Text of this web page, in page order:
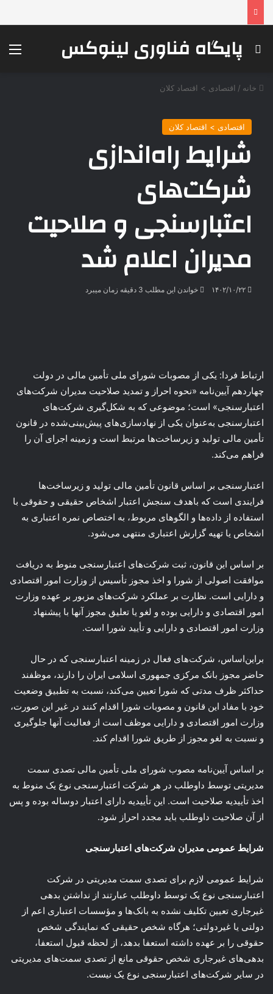
پایگاه فناوری لینوکس
جستجو برای
خانه / اقتصادی > اقتصاد کلان
اقتصادی > اقتصاد کلان
شرایط راه‌اندازی
شرکت‌های
اعتبارسنجی و صلاحیت
مدیران اعلام شد
۱۴۰۲/۱۰/۲۲ خواندن این مطلب 3 دقیقه زمان میبرد
ارتباط فردا: یکی از مصوبات شورای ملی تأمین مالی در دولت
چهاردهم آیین‌نامه «نحوه احراز و تمدید صلاحیت مدیران شرکت‌های
اعتبارسنجی» است؛ موضوعی که به شکل‌گیری شرکت‌های
اعتبارسنجی به‌عنوان یکی از نهادسازی‌های پیش‌بینی‌شده در قانون
تأمین مالی تولید و زیرساخت‌ها مرتبط است و زمینه اجرای آن را
فراهم می‌کند.
اعتبارسنجی بر اساس قانون تأمین مالی تولید و زیرساخت‌ها
فرایندی است که باهدف سنجش اعتبار اشخاص حقیقی و حقوقی با
استفاده از داده‌ها و الگوهای مربوط، به اختصاص نمره اعتباری به
اشخاص یا تهیه گزارش اعتباری منتهی می‌شود.
بر اساس این قانون، ثبت شرکت‌های اعتبارسنجی منوط به دریافت
موافقت اصولی از شورا و اخذ مجوز تأسیس از وزارت امور اقتصادی
و دارایی است. نظارت بر عملکرد شرکت‌های مزبور بر عهده وزارت
امور اقتصادی و دارایی بوده و لغو یا تعلیق مجوز آنها با پیشنهاد
وزارت امور اقتصادی و دارایی و تأیید شورا است.
براین‌اساس، شرکت‌های فعال در زمینه اعتبارسنجی که در حال
حاضر مجوز بانک مرکزی جمهوری اسلامی ایران را دارند، موظفند
حداکثر ظرف مدتی که شورا تعیین می‌کند، نسبت به تطبیق وضعیت
خود با مفاد این قانون و مصوبات شورا اقدام کنند در غیر این صورت،
وزارت امور اقتصادی و دارایی موظف است از فعالیت آنها جلوگیری
و نسبت به لغو مجوز از طریق شورا اقدام کند.
بر اساس آیین‌نامه مصوب شورای ملی تأمین مالی تصدی سمت
مدیریتی توسط داوطلب در هر شرکت اعتبارسنجی نوع یک منوط به
اخذ تأییدیه صلاحیت است. این تأییدیه دارای اعتبار دوساله بوده و پس
از آن صلاحیت داوطلب باید مجدد احراز شود.
شرایط عمومی مدیران شرکت‌های اعتبارسنجی
شرایط عمومی لازم برای تصدی سمت مدیریتی در شرکت
اعتبارسنجی نوع یک توسط داوطلب عبارتند از نداشتن بدهی
غیرجاری تعیین تکلیف نشده به بانک‌ها و مؤسسات اعتباری اعم از
دولتی یا غیردولتی؛ هرگاه شخص حقیقی که نمایندگی شخص
حقوقی را بر عهده داشته استعفا بدهد، از لحظه قبول استعفا،
بدهی‌های غیرجاری شخص حقوقی مانع از تصدی سمت‌های مدیریتی
در سایر شرکت‌های اعتبارسنجی نوع یک نیست.